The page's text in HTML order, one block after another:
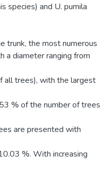
species) and U. pumila
trunk, the most numerous
a diameter ranging from
all trees), with the largest
% of the number of trees
are presented with
%. With increasing